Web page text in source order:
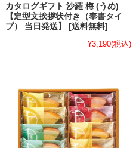
カタログギフト 沙羅 梅 (うめ)
【定型文挨拶状付き（奉書タイ
プ） 当日発送】 [送料無料]
¥3,190(税込)